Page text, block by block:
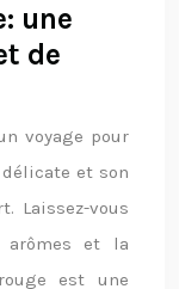
une
de
voyage pour
et son
Laissez-vous
et la
est une